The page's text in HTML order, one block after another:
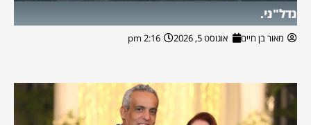
נדל"ני.
מאור בן חיים אוגוסט 5, 2026 2:16 pm